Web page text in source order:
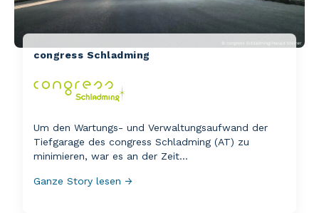
congress Schladming
Um den Wartungs- und Verwaltungsaufwand der
Tiefgarage des congress Schladming (AT) zu
minimieren, war es an der Zeit...
Ganze Story lesen →